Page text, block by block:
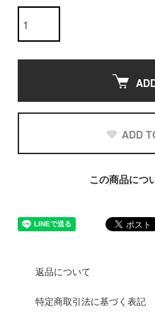
ADD
この商品につ
返品について
特定商取引法に基づく表記